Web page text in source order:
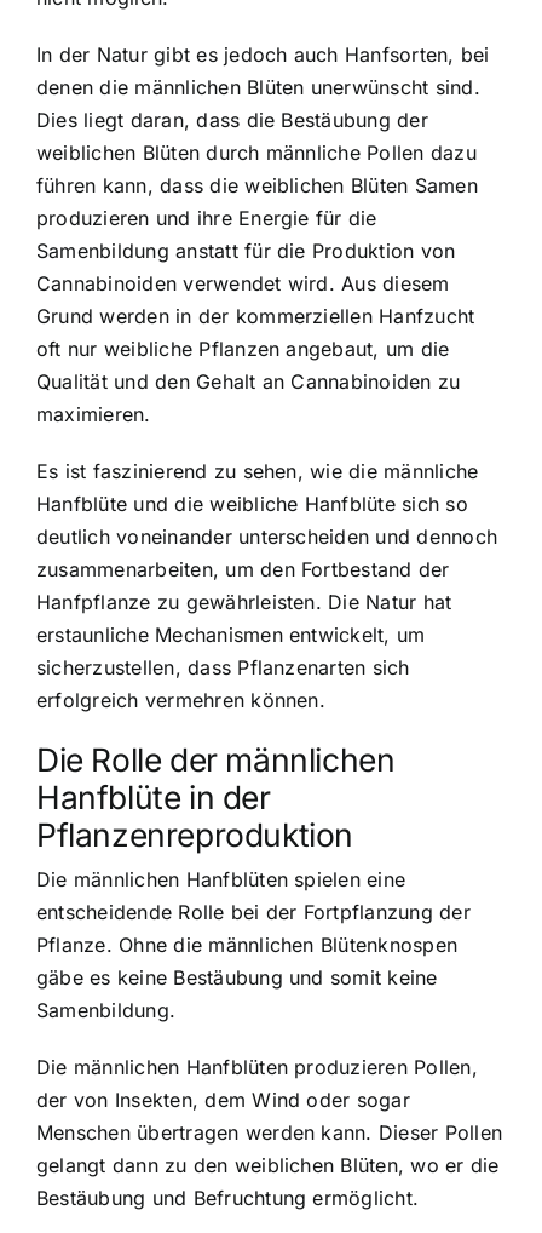
In der Natur gibt es jedoch auch Hanfsorten, bei
denen die männlichen Blüten unerwünscht sind.
Dies liegt daran, dass die Bestäubung der
weiblichen Blüten durch männliche Pollen dazu
führen kann, dass die weiblichen Blüten Samen
produzieren und ihre Energie für die
Samenbildung anstatt für die Produktion von
Cannabinoiden verwendet wird. Aus diesem
Grund werden in der kommerziellen Hanfzucht
oft nur weibliche Pflanzen angebaut, um die
Qualität und den Gehalt an Cannabinoiden zu
maximieren.
Es ist faszinierend zu sehen, wie die männliche
Hanfblüte und die weibliche Hanfblüte sich so
deutlich voneinander unterscheiden und dennoch
zusammenarbeiten, um den Fortbestand der
Hanfpflanze zu gewährleisten. Die Natur hat
erstaunliche Mechanismen entwickelt, um
sicherzustellen, dass Pflanzenarten sich
erfolgreich vermehren können.
Die Rolle der männlichen
Hanfblüte in der
Pflanzenreproduktion
Die männlichen Hanfblüten spielen eine
entscheidende Rolle bei der Fortpflanzung der
Pflanze. Ohne die männlichen Blütenknospen
gäbe es keine Bestäubung und somit keine
Samenbildung.
Die männlichen Hanfblüten produzieren Pollen,
der von Insekten, dem Wind oder sogar
Menschen übertragen werden kann. Dieser Pollen
gelangt dann zu den weiblichen Blüten, wo er die
Bestäubung und Befruchtung ermöglicht.